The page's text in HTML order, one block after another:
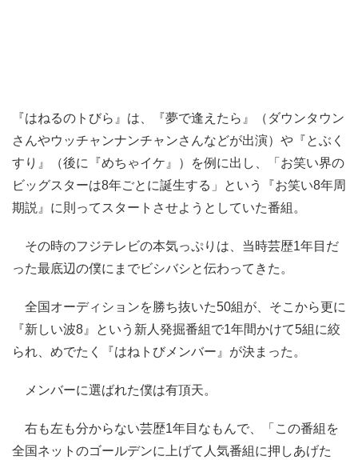
『はねるのトびら』は、『夢で逢えたら』（ダウンタウン
さんやウッチャンナンチャンさんなどが出演）や『とぶく
すり』（後に『めちゃイケ』）を例に出し、「お笑い界の
ビッグスターは8年ごとに誕生する」という『お笑い8年周
期説』に則ってスタートさせようとしていた番組。
その時のフジテレビの本気っぷりは、当時芸歴1年目だ
った最底辺の僕にまでビシバシと伝わってきた。
全国オーディションを勝ち抜いた50組が、そこから更に
『新しい波8』という新人発掘番組で1年間かけて5組に絞
られ、めでたく『はねトびメンバー』が決まった。
メンバーに選ばれた僕は有頂天。
右も左も分からない芸歴1年目なもんで、「この番組を
全国ネットのゴールデンに上げて人気番組に押しあげた